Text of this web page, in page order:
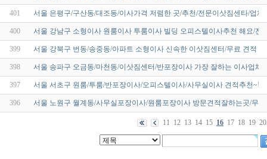
401 서울 은평구/구산동/대조동/이사가격 저렴한 곳/추천/전문이삿짐센타/업
400 서울 강남구 소형이사 원룸이사 투룸이사 빌딩 오피스텔이사추천 해요/전
399 서울 강북구 번동/송중동/아파트 소형이사 신속한 이삿짐센터/무료 견적 /
398 서울 송파구 오금동/마천동/이삿짐센터/반포장이사 가장 잘하는 이사업
397 서울 서초구 원룸/투룸/반포장이사/오피스텔이사/사무실이사 견적추천~!
396 서울 노원구 월계동/사무실포장이사/원룸포장이사 방문견적잘하는곳/무
11 12 13 14 15 16 17 18 19 20